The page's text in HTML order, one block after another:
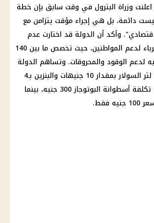
اعلنت وزراة البترول في وقت سابق بإن خطة
دائمة، بل هي إجراء مؤقت يتزامن مع
وأكد أن الدولة قد اختارت عدم
زيادة أسعار الكهرباء لدعم المواطنين، حيث تخصص ما بين 140
جنيه لدعم الوقود والمحروقات. وتساهم الدولة
في خفض تكلفة لتر السولار بمقدار 10 جنيهات والبنزين بـ4
جنيهات. كما تبلغ تكلفة أسطوانة البوتوجاز 300 جنيه، بينما
فقط.